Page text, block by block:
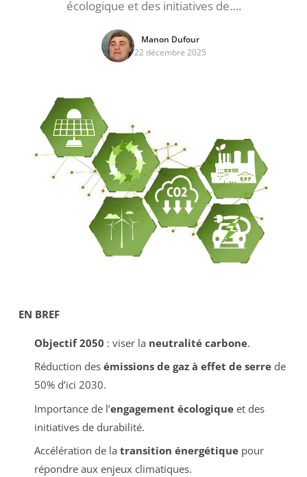
écologique et des initiatives de….
Manon Dufour
22 décembre 2025
EN BREF
Objectif 2050 : viser la neutralité carbone.
Réduction des émissions de gaz à effet de serrede
50% d’ici 2030.
Importance de l’engagement écologiqueet des
initiatives de durabilité.
Accélération de la transition énergétiquepour
répondre aux enjeux climatiques.